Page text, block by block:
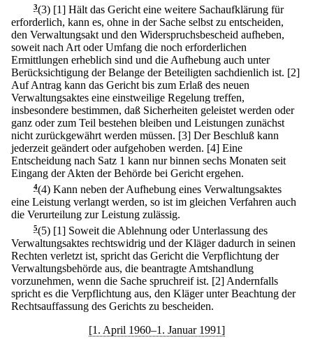
3(3) [1] Hält das Gericht eine weitere Sachaufklärung für
erforderlich, kann es, ohne in der Sache selbst zu entscheiden,
den Verwaltungsakt und den Widerspruchsbescheid aufheben,
soweit nach Art oder Umfang die noch erforderlichen
Ermittlungen erheblich sind und die Aufhebung auch unter
Berücksichtigung der Belange der Beteiligten sachdienlich ist. [2]
Auf Antrag kann das Gericht bis zum Erlaß des neuen
Verwaltungsaktes eine einstweilige Regelung treffen,
insbesondere bestimmen, daß Sicherheiten geleistet werden oder
ganz oder zum Teil bestehen bleiben und Leistungen zunächst
nicht zurückgewährt werden müssen. [3] Der Beschluß kann
jederzeit geändert oder aufgehoben werden. [4] Eine
Entscheidung nach Satz 1 kann nur binnen sechs Monaten seit
Eingang der Akten der Behörde bei Gericht ergehen.
4(4) Kann neben der Aufhebung eines Verwaltungsaktes
eine Leistung verlangt werden, so ist im gleichen Verfahren auch
die Verurteilung zur Leistung zulässig.
5(5) [1] Soweit die Ablehnung oder Unterlassung des
Verwaltungsaktes rechtswidrig und der Kläger dadurch in seinen
Rechten verletzt ist, spricht das Gericht die Verpflichtung der
Verwaltungsbehörde aus, die beantragte Amtshandlung
vorzunehmen, wenn die Sache spruchreif ist. [2] Andernfalls
spricht es die Verpflichtung aus, den Kläger unter Beachtung der
Rechtsauffassung des Gerichts zu bescheiden.
[1. April 1960–1. Januar 1991]